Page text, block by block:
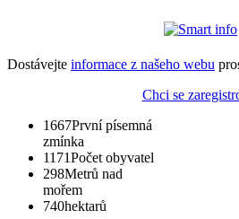
Dostávejte informace z našeho webu
Chci se
1667První písemná
zmínka
1171Počet obyvatel
298Metrů nad
mořem
740hektarů